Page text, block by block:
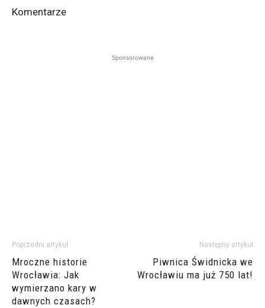
Komentarze
Sponsorowane
Poprzedni artykuł
Mroczne historie
Wrocławia: Jak
wymierzano kary w
dawnych czasach?
Następny artykuł
Piwnica Świdnicka we
Wrocławiu ma już 750 lat!